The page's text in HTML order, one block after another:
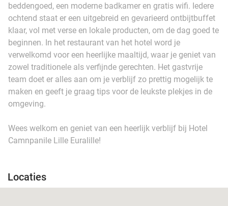
beddengoed, een moderne badkamer en gratis wifi. Iedere
ochtend staat er een uitgebreid en gevarieerd ontbijtbuffet
klaar, vol met verse en lokale producten, om de dag goed te
beginnen. In het restaurant van het hotel word je
verwelkomd voor een heerlijke maaltijd, waar je geniet van
zowel traditionele als verfijnde gerechten. Het gastvrije
team doet er alles aan om je verblijf zo prettig mogelijk te
maken en geeft je graag tips voor de leukste plekjes in de
omgeving.
Wees welkom en geniet van een heerlijk verblijf bij Hotel
Camnpanile Lille Euralille!
Locaties